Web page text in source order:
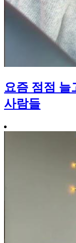
요즘 점점 늘
사람들